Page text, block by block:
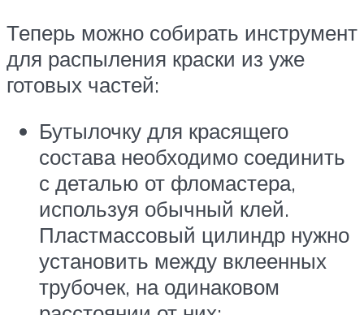
Теперь можно собирать инструмент
для распыления краски из уже
готовых частей:
Бутылочку для красящего
состава необходимо соединить
с деталью от фломастера,
используя обычный клей.
Пластмассовый цилиндр нужно
установить между вклеенных
трубочек, на одинаковом